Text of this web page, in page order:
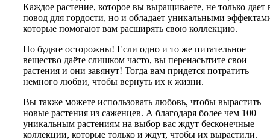
Каждое растение, которое вы выращиваете, не только дает
повод для гордости, но и обладает уникальными
которые помогают вам расширять свою коллекцию.
Но будьте осторожны! Если одно и то же питательное
вещество даёте слишком часто, вы перенасытите свои
растения и они завянут! Тогда вам придется потратить
немного любви, чтобы вернуть их к жизни.
Вы также можете использовать любовь, чтобы вырастить
новые растения из саженцев. А благодаря более чем 100
уникальным растениям на выбор вас ждут бесконечные
коллекции, которые только и ждут, чтобы их вырастили.